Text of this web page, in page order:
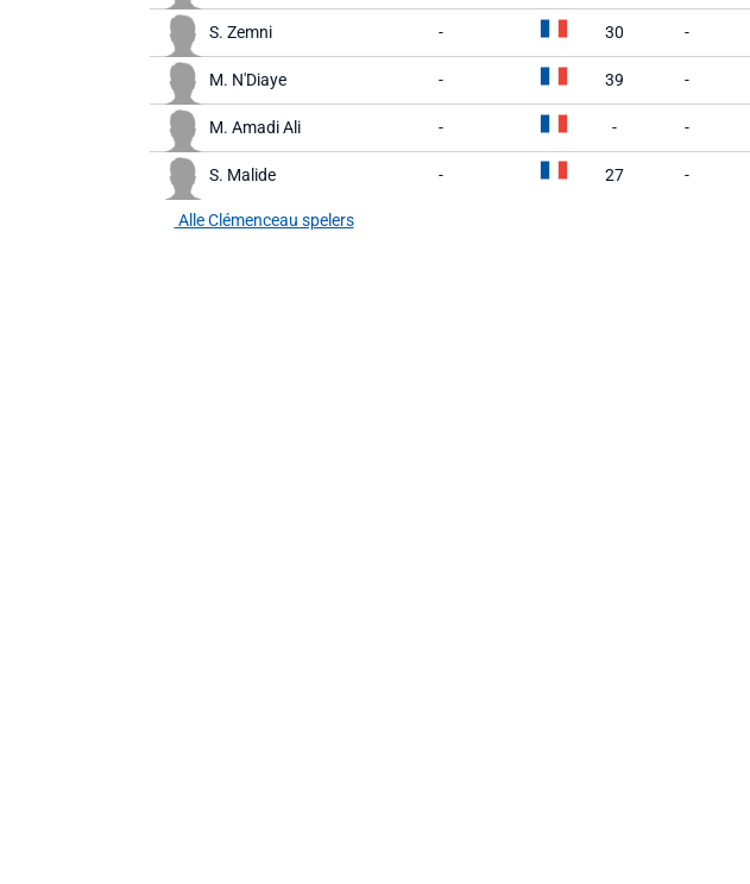
S. Zemni - 30 -
M. N'Diaye - 39 -
M. Amadi Ali - - -
S. Malide - 27 -
Alle Clémenceau spelers